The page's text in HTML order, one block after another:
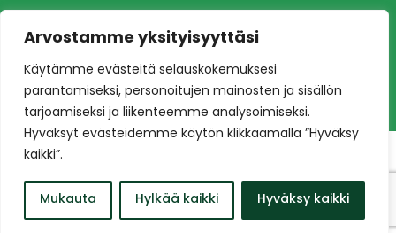
Arvostamme yksityisyyttäsi
Käytämme evästeitä selauskokemuksesi
parantamiseksi, personoitujen mainosten ja sisällön
tarjoamiseksi ja liikenteemme analysoimiseksi.
Hyväksyt evästeidemme käytön klikkaamalla ”Hyväksy
kaikki”.
Mukauta Hylkää kaikki Hyväksy kaikki
edustusjoukkue
Toteutus:Mainostoimisto Värikäs